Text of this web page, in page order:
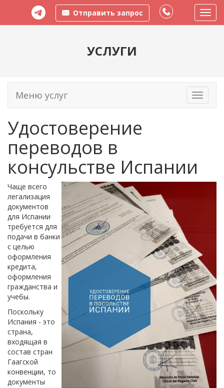
Отправить запрос
меню
УСЛУГИ
Toggle
Меню услуг
Удостоверение
переводов в
консульстве Испании
Чаще всего
легализация
документов
для Испании
требуется для
подачи в банки
с целью
оформления
кредита,
оформления
гражданства и
учебы.
Поскольку
Испания - это
страна,
входящая в
состав стран
Гаагской
конвенции, то
документы